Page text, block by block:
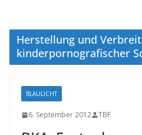
Herstellung und
kinderpornografischer
BLAULICHT
6. September 2012 TBF